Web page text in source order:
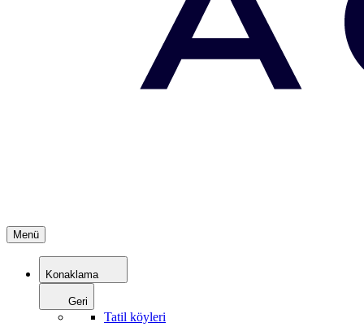
Menü
Konaklama
Geri
Tatil köyleri